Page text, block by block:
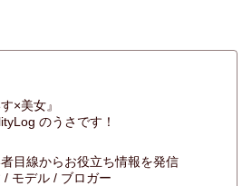
×美女』
のうさです！
目線からお役立ち情報を発信
/ モデル / ブロガー